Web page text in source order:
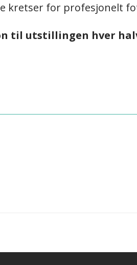
kretser for profesjonelt
utstillingen hver